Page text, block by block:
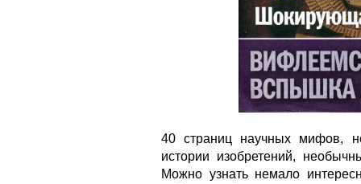
40 страниц научных мифов,
истории изобретений,
Можно узнать немало